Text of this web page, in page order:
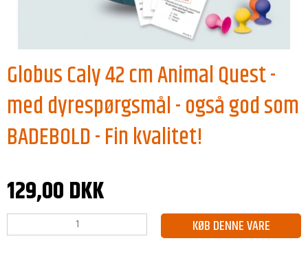
Globus Caly 42 cm Animal Quest -
med dyrespørgsmål - også god som
BADEBOLD - Fin kvalitet!
129,00 DKK
KØB DENNE VARE